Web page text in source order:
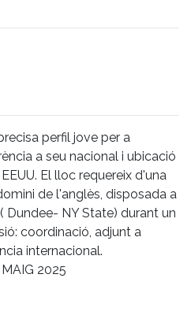
perfil jove per a
a seu nacional i ubicació
El lloc requereix d'una
de l'anglès, disposada a
Dundee- NY State) durant un
coordinació, adjunt a
internacional.
2025